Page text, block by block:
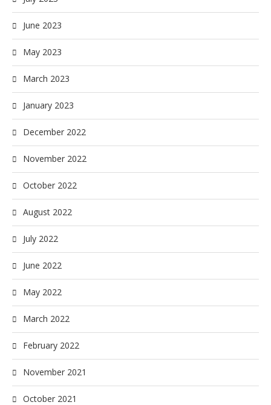
June 2023
May 2023
March 2023
January 2023
December 2022
November 2022
October 2022
August 2022
July 2022
June 2022
May 2022
March 2022
February 2022
November 2021
October 2021